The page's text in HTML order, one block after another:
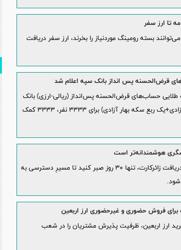
تا ارز سفر
بسته رومینگ موردنیاز را بخرند، ارز سفر دریافت
قرض‌الحسنه پس انداز بانک سپه اعلام شد
حساب‌های قرض‌الحسنه پس‌انداز (ریالی-ارزی) بانک
سپه با 6666 جایزه طلایی(یک سکه تمام بهار آزادی+یک ربع سکه بهار آزادی) برای 3333 نفر، 3333 کمک
هوشمندانه‌تر است
کافی است پس از افتتاح حساب در توبانک و دریافت زائرکارت، تنها ۳۰ روز صبر کنید تا مسیرِ دسترسی به
فروش حضوری و غیرحضوری ارز اربعین
ارز اربعین، ظرفیت پذیرش مشتریان را در شعب